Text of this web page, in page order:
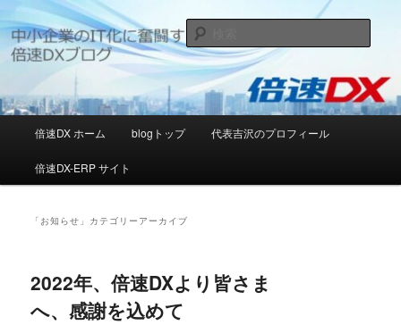
イ
ン
テ
ブ
コ
ン
[倍速DX]デジタルソリューションブ
ログ
日本の中小企業のIT化推進に邁進する[倍速DX]ブログ
索
メ
倍速DX ホーム blogトップ 代表吉沢のプロフィール
倍速DX-ERP サイト
「 お知らせ 」カテゴリーアーカイブ
2022年、倍速DXより皆さま
へ、感謝を込めて